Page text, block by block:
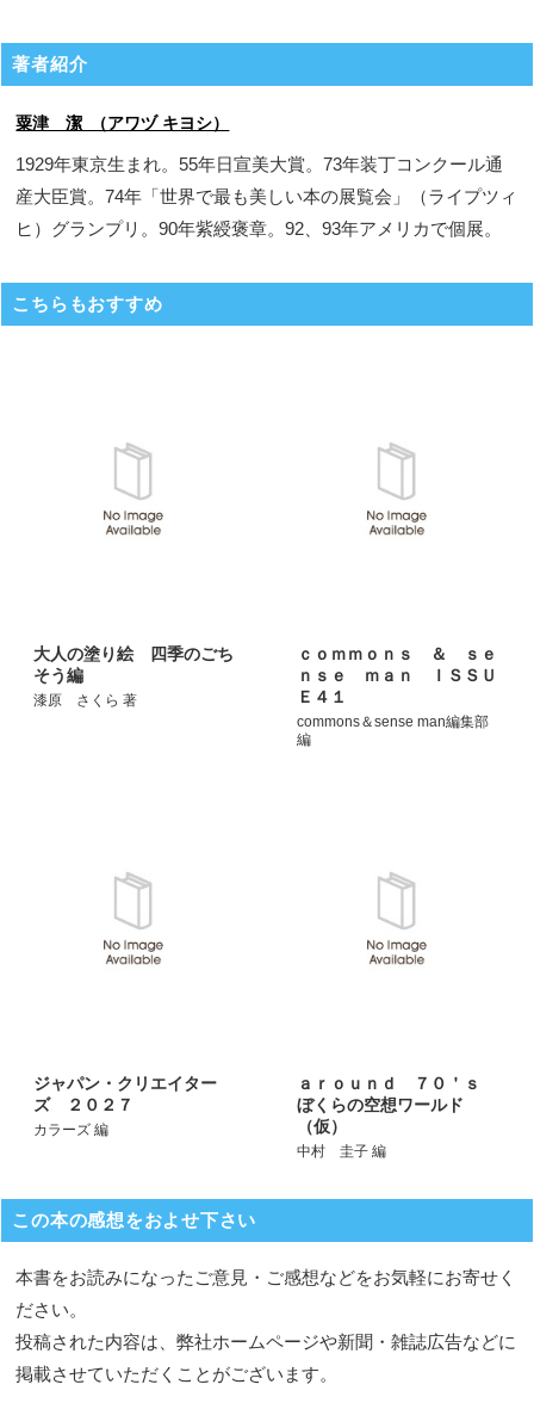
著者紹介
粟津 潔 （アワヅ キヨシ）
1929年東京生まれ。55年日宣美大賞。73年装丁コンクール通
産大臣賞。74年「世界で最も美しい本の展覧会」（ライプツィ
ヒ）グランプリ。90年紫綬褒章。92、93年アメリカで個展。
こちらもおすすめ
大人の塗り絵 四季のごち
そう編
漆原 さくら 著
ｃｏｍｍｏｎｓ ＆ ｓｅ
ｎｓｅ ｍａｎ ＩＳＳＵ
Ｅ４１
commons＆sense man編集部
編
ジャパン・クリエイター
ズ ２０２７
カラーズ 編
ａｒｏｕｎｄ ７０＇ｓ
ぼくらの空想ワールド
（仮）
中村 圭子 編
この本の感想をおよせ下さい
本書をお読みになったご意見・ご感想などをお気軽にお寄せく
ださい。
投稿された内容は、弊社ホームページや新聞・雑誌広告などに
掲載させていただくことがございます。